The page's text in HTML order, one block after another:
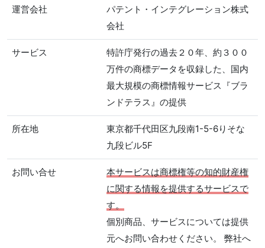
運営会社
パテント・インテグレーション株式
会社
サービス
特許庁発行の過去２０年、約３００
万件の商標データを収録した、国内
最大規模の商標情報サービス『ブラ
ンドテラス』の提供
所在地
東京都千代田区九段南1-5-6りそな
九段ビル5F
お問い合せ
本サービスは商標権等の知的財産権
に関する情報を提供するサービスで
す。
個別商品、サービスについては提供
元へお問い合わせください。 弊社へ